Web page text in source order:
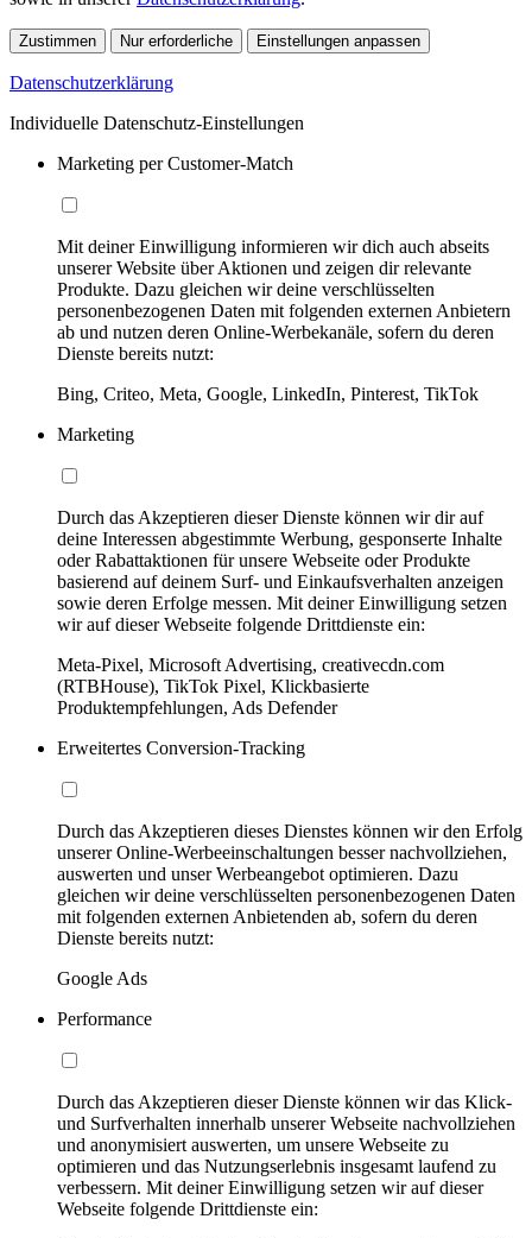
Zustimmen Nur erforderliche Einstellungen anpassen
Datenschutzerklärung
Individuelle Datenschutz-Einstellungen
Marketing per Customer-Match
Mit deiner Einwilligung informieren wir dich auch abseits
unserer Website über Aktionen und zeigen dir relevante
Produkte. Dazu gleichen wir deine verschlüsselten
personenbezogenen Daten mit folgenden externen Anbietern
ab und nutzen deren Online-Werbekanäle, sofern du deren
Dienste bereits nutzt:
Bing, Criteo, Meta, Google, LinkedIn, Pinterest, TikTok
Marketing
Durch das Akzeptieren dieser Dienste können wir dir auf
deine Interessen abgestimmte Werbung, gesponserte Inhalte
oder Rabattaktionen für unsere Webseite oder Produkte
basierend auf deinem Surf- und Einkaufsverhalten anzeigen
sowie deren Erfolge messen. Mit deiner Einwilligung setzen
wir auf dieser Webseite folgende Drittdienste ein:
Meta-Pixel, Microsoft Advertising, creativecdn.com
(RTBHouse), TikTok Pixel, Klickbasierte
Produktempfehlungen, Ads Defender
Erweitertes Conversion-Tracking
Durch das Akzeptieren dieses Dienstes können wir den Erfolg
unserer Online-Werbeeinschaltungen besser nachvollziehen,
auswerten und unser Werbeangebot optimieren. Dazu
gleichen wir deine verschlüsselten personenbezogenen Daten
mit folgenden externen Anbietenden ab, sofern du deren
Dienste bereits nutzt:
Google Ads
Performance
Durch das Akzeptieren dieser Dienste können wir das Klick-
und Surfverhalten innerhalb unserer Webseite nachvollziehen
und anonymisiert auswerten, um unsere Webseite zu
optimieren und das Nutzungserlebnis insgesamt laufend zu
verbessern. Mit deiner Einwilligung setzen wir auf dieser
Webseite folgende Drittdienste ein: